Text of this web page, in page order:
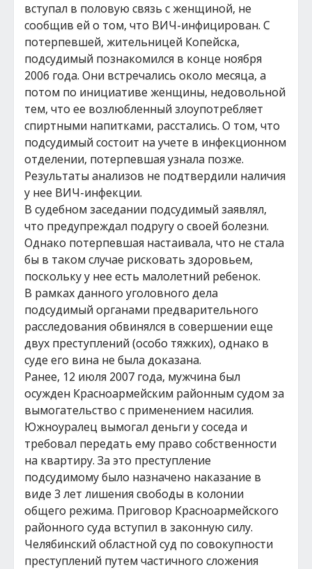
вступал в половую связь с женщиной, не
сообщив ей о том, что ВИЧ-инфицирован. С
потерпевшей, жительницей Копейска,
подсудимый познакомился в конце ноября
2006 года. Они встречались около месяца, а
потом по инициативе женщины, недовольной
тем, что ее возлюбленный злоупотребляет
спиртными напитками, расстались. О том, что
подсудимый состоит на учете в инфекционном
отделении, потерпевшая узнала позже.
Результаты анализов не подтвердили наличия
у нее ВИЧ-инфекции.
В судебном заседании подсудимый заявлял,
что предупреждал подругу о своей болезни.
Однако потерпевшая настаивала, что не стала
бы в таком случае рисковать здоровьем,
поскольку у нее есть малолетний ребенок.
В рамках данного уголовного дела
подсудимый органами предварительного
расследования обвинялся в совершении еще
двух преступлений (особо тяжких), однако в
суде его вина не была доказана.
Ранее, 12 июля 2007 года, мужчина был
осужден Красноармейским районным судом за
вымогательство с применением насилия.
Южноуралец вымогал деньги у соседа и
требовал передать ему право собственности
на квартиру. За это преступление
подсудимому было назначено наказание в
виде 3 лет лишения свободы в колонии
общего режима. Приговор Красноармейского
районного суда вступил в законную силу.
Челябинский областной суд по совокупности
преступлений путем частичного сложения